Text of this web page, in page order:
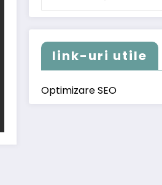
link-uri utile
Optimizare SEO